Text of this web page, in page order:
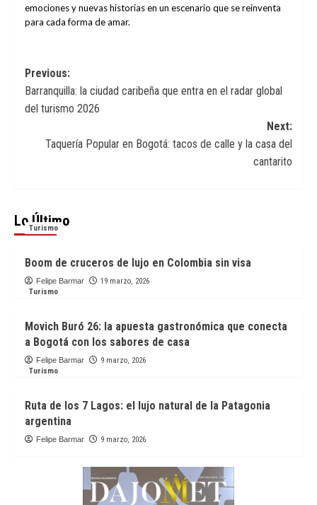
emociones y nuevas historias en un escenario que se reinventa
para cada forma de amar.
Post
navigation
Previous:
Barranquilla: la ciudad caribeña que entra en el radar global
del turismo 2026
Next:
Taquería Popular en Bogotá: tacos de calle y la casa del
cantarito
Lo Último
Turismo
Boom de cruceros de lujo en Colombia sin visa
Felipe Barmar
19 marzo, 2026
Turismo
Movich Buró 26: la apuesta gastronómica que conecta
a Bogotá con los sabores de casa
Felipe Barmar
9 marzo, 2026
Turismo
Ruta de los 7 Lagos: el lujo natural de la Patagonia
argentina
Felipe Barmar 9 marzo, 2026